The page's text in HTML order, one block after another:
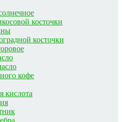
косточки
косточки
кофе
кислота